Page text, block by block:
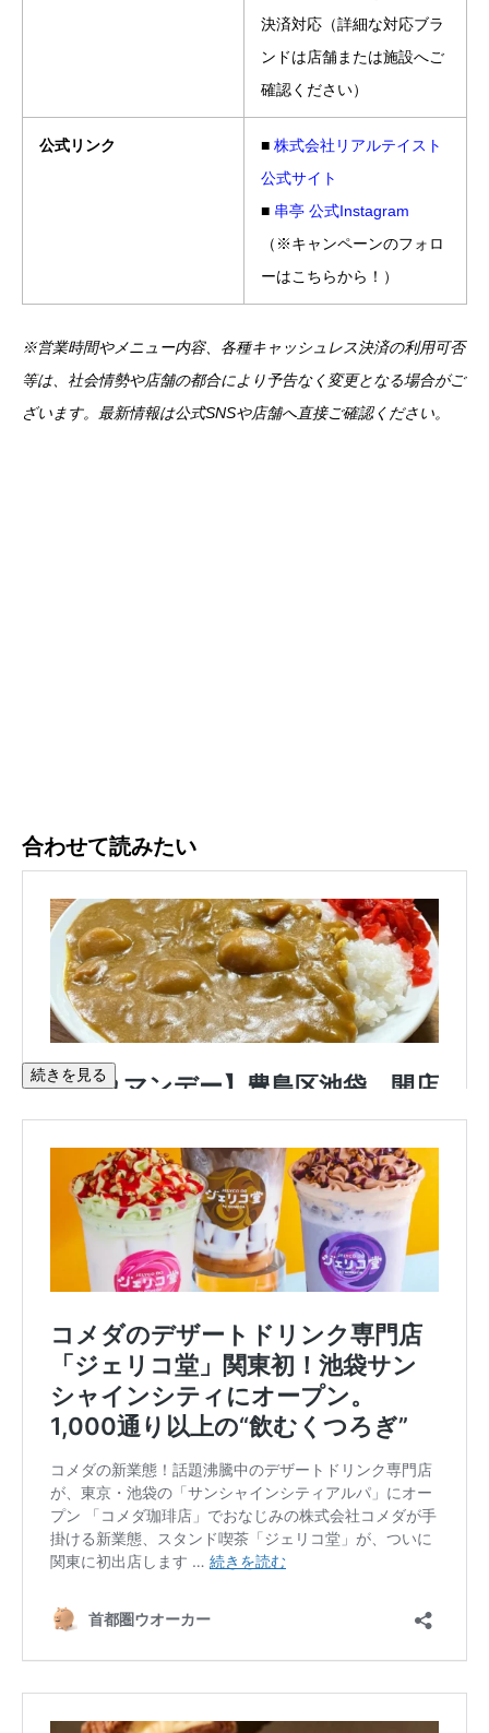
決済対応（詳細な対応ブラ
ンドは店舗または施設へご
確認ください）
公式リンク ■ 株式会社リアルテイスト
公式サイト
■ 串亭 公式Instagram
（※キャンペーンのフォロ
ーはこちらから！）
※営業時間やメニュー内容、各種キャッシュレス決済の利用可否
等は、社会情勢や店舗の都合により予告なく変更となる場合がご
ざいます。最新情報は公式SNSや店舗へ直接ご確認ください。
合わせて読みたい
続きを見る